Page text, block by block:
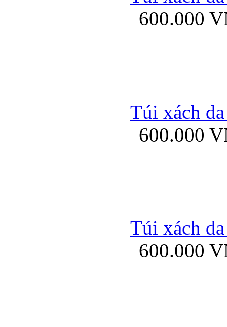
Bao da iPhone 5
600.000
Túi xách
600.000
Túi xách
600.000